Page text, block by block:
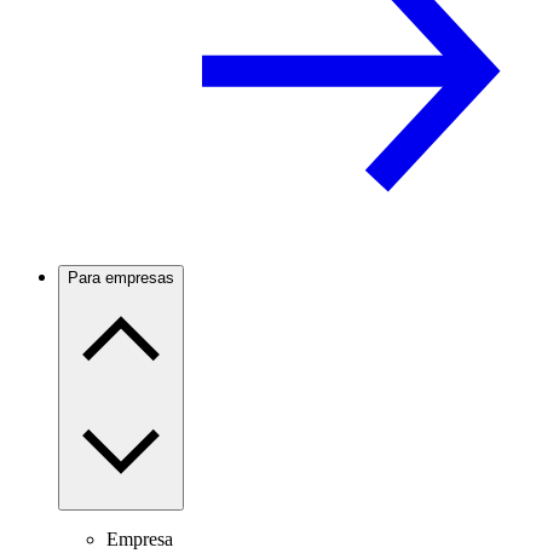
Para empresas
Empresa